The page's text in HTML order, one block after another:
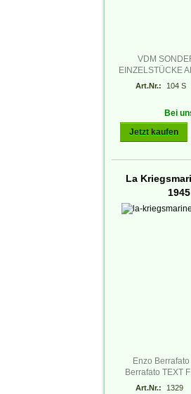
VDM
EINZELSTÜCKE
Art.Nr.: 104 S
Bei
Jetzt kaufen
La
1945
Enzo
Berrafato TEXT
Art.Nr.: 1329